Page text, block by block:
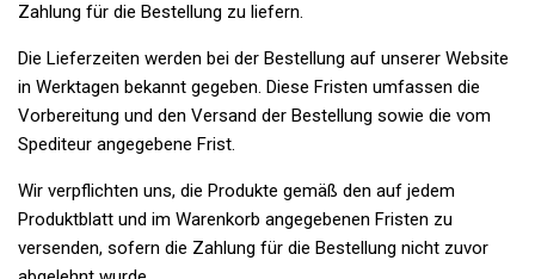
Zahlung für die Bestellung zu liefern.
Die Lieferzeiten werden bei der Bestellung auf unserer Website
in Werktagen bekannt gegeben. Diese Fristen umfassen die
Vorbereitung und den Versand der Bestellung sowie die vom
Spediteur angegebene Frist.
Wir verpflichten uns, die Produkte gemäß den auf jedem
Produktblatt und im Warenkorb angegebenen Fristen zu
versenden, sofern die Zahlung für die Bestellung nicht zuvor